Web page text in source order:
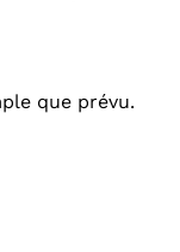
que prévu.